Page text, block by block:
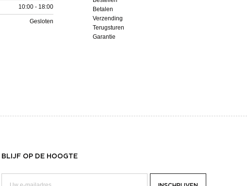
10:00 - 18:00
Gesloten
Betalen
Verzending
Terugsturen
Garantie
BLIJF OP DE HOOGTE